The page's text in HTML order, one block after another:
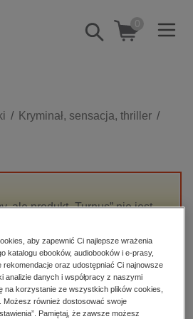
Pokaż/schowaj
wyszukiwarkę
0
wnętrz
technologie, informatyka
Kryminał, sensacja, thriller
ale produkt „Turnus” nie jest
aby zapewnić Ci najlepsze wrażenia
katalogu ebooków, audiobooków i e-prasy,
oraz udostępniać Ci najnowsze
analizie danych i współpracy z naszymi
na korzystanie ze wszystkich plików cookies,
Możesz również dostosować swoje
Pamiętaj, że zawsze możesz